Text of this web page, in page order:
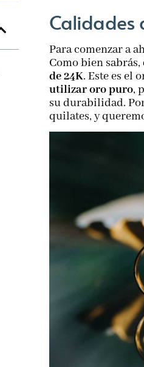
Calidades
Para comenzar a
Como bien
de 24K. Este es el
utilizar oro puro,
su durabilidad.
quilates, y